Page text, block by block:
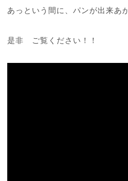
あっという間に、パンが出来あ
是非 ご覧ください！！